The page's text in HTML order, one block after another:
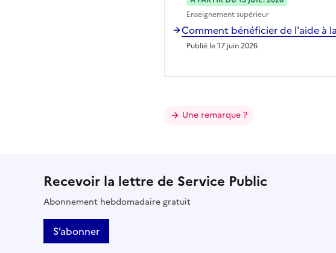
Enseignement supérieur
Comment bénéficier de l'aide à
Publié le 17 juin 2026
Une remarque ?
Recevoir la lettre de Service Public
Abonnement hebdomadaire gratuit
S’abonner